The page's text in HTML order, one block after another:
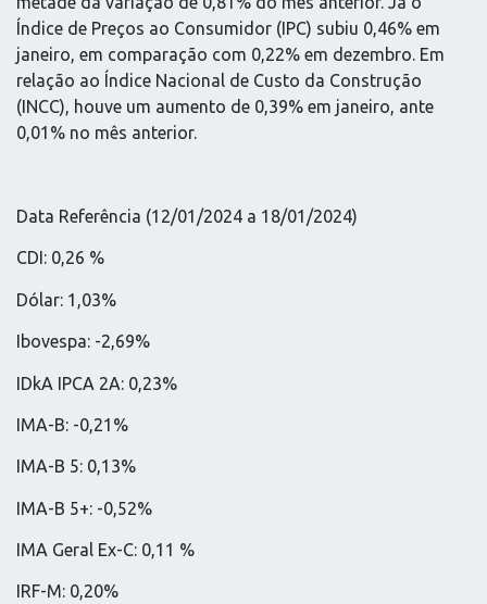
Índice de Preços ao Consumidor (IPC) subiu 0,46% em
janeiro, em comparação com 0,22% em dezembro. Em
relação ao Índice Nacional de Custo da Construção
(INCC), houve um aumento de 0,39% em janeiro, ante
0,01% no mês anterior.
Data Referência (12/01/2024 a 18/01/2024)
CDI: 0,26 %
Dólar: 1,03%
Ibovespa: -2,69%
IDkA IPCA 2A: 0,23%
IMA-B: -0,21%
IMA-B 5: 0,13%
IMA-B 5+: -0,52%
IMA Geral Ex-C: 0,11 %
IRF-M: 0,20%